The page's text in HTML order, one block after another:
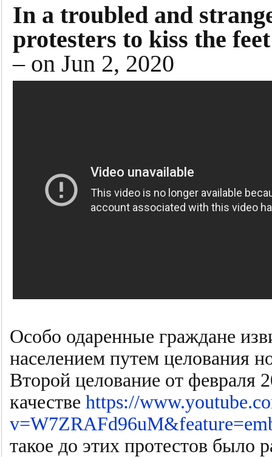
In a troubled and
protesters to kiss the
– on Jun 2, 2020
Особо одаренные граждане
населением путем целования
Второй целование от февраля
качестве https://
такое до этих протестов было